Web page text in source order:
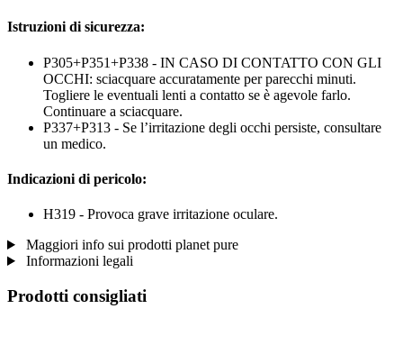
Istruzioni di sicurezza:
P305+P351+P338 - IN CASO DI CONTATTO CON GLI
OCCHI: sciacquare accuratamente per parecchi minuti.
Togliere le eventuali lenti a contatto se è agevole farlo.
Continuare a sciacquare.
P337+P313 - Se l’irritazione degli occhi persiste, consultare
un medico.
Indicazioni di pericolo:
H319 - Provoca grave irritazione oculare.
Maggiori info sui prodotti planet pure
Informazioni legali
Prodotti consigliati